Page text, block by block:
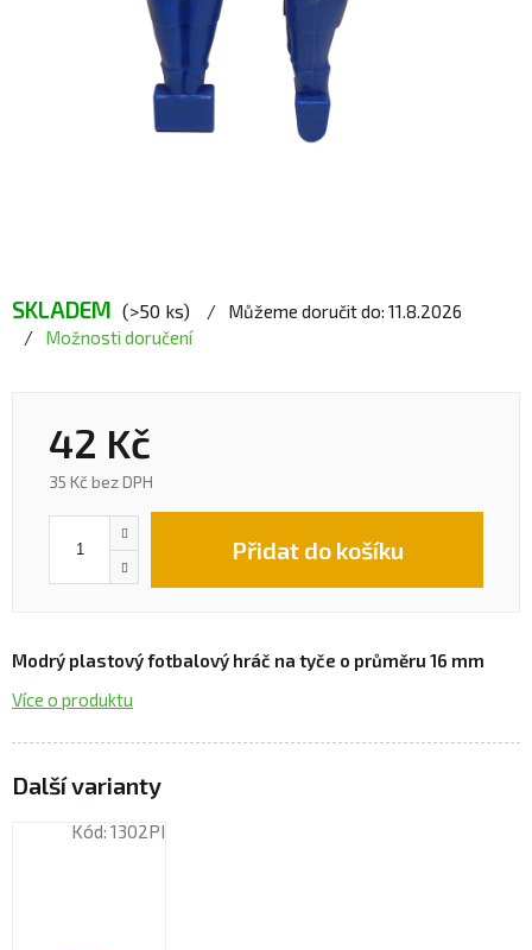
SKLADEM (>50 ks) Můžeme doručit do: 11.8.2026
Možnosti doručení
42 Kč
35 Kč bez DPH
Přidat do košíku
Modrý plastový fotbalový hráč na tyče o průměru 16 mm
Více o produktu
Kód: 1302PI